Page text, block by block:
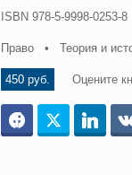
ISBN 978-5-9998-
Право • Теория и
450 руб. Оцените
FacebookTwitter